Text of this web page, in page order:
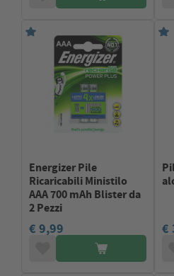
Energizer Pile
Ricaricabili Ministilo
AAA 700 mAh Blister da
2 Pezzi
€ 9,99 €